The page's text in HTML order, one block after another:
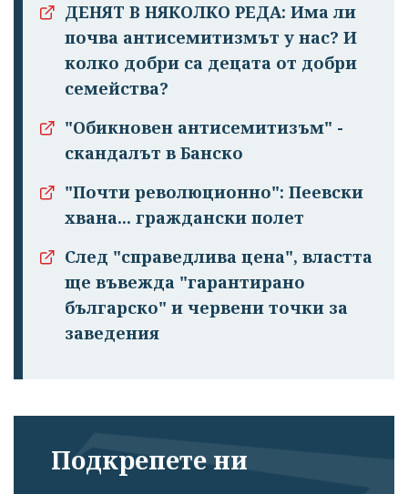
ДЕНЯТ В НЯКОЛКО РЕДА: Има ли
почва антисемитизмът у нас? И
колко добри са децата от добри
семейства?
"Обикновен антисемитизъм" -
скандалът в Банско
"Почти революционно": Пеевски
хвана... граждански полет
След "справедлива цена", властта
ще въвежда "гарантирано
българско" и червени точки за
заведения
Подкрепете ни